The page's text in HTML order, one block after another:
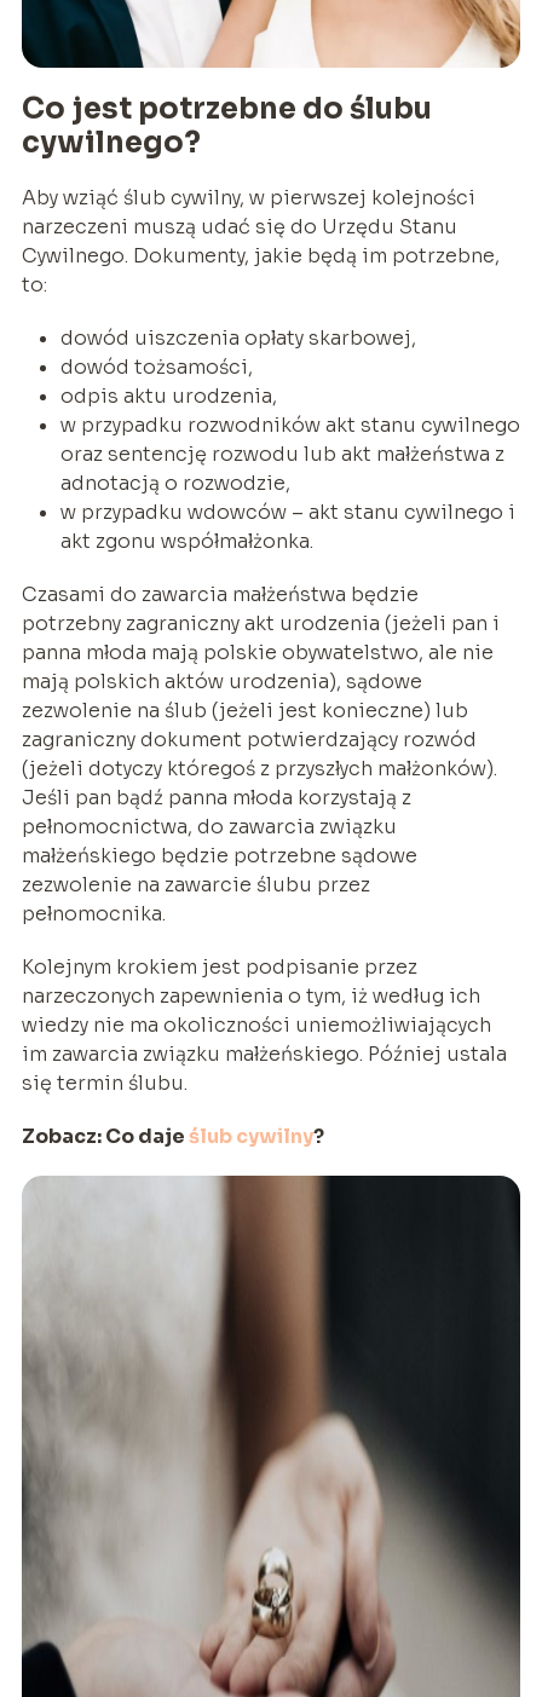
Co jest potrzebne do ślubu
cywilnego?
Aby wziąć ślub cywilny, w pierwszej kolejności
narzeczeni muszą udać się do Urzędu Stanu
Cywilnego. Dokumenty, jakie będą im potrzebne,
to:
dowód uiszczenia opłaty skarbowej,
dowód tożsamości,
odpis aktu urodzenia,
w przypadku rozwodników akt stanu cywilnego
oraz sentencję rozwodu lub akt małżeństwa z
adnotacją o rozwodzie,
w przypadku wdowców – akt stanu cywilnego i
akt zgonu współmałżonka.
Czasami do zawarcia małżeństwa będzie
potrzebny zagraniczny akt urodzenia (jeżeli pan i
panna młoda mają polskie obywatelstwo, ale nie
mają polskich aktów urodzenia), sądowe
zezwolenie na ślub (jeżeli jest konieczne) lub
zagraniczny dokument potwierdzający rozwód
(jeżeli dotyczy któregoś z przyszłych małżonków).
Jeśli pan bądź panna młoda korzystają z
pełnomocnictwa, do zawarcia związku
małżeńskiego będzie potrzebne sądowe
zezwolenie na zawarcie ślubu przez
pełnomocnika.
Kolejnym krokiem jest podpisanie przez
narzeczonych zapewnienia o tym, iż według ich
wiedzy nie ma okoliczności uniemożliwiających
im zawarcia związku małżeńskiego. Później ustala
się termin ślubu.
Zobacz: Co dajeślub cywilny?